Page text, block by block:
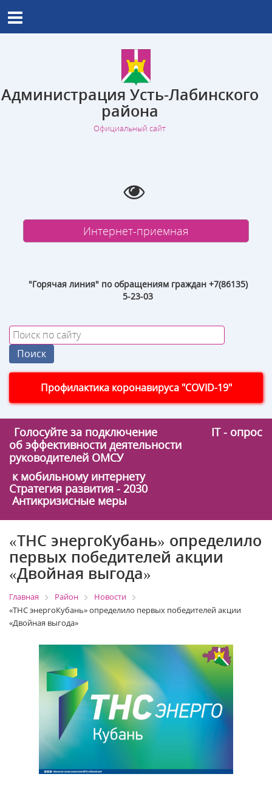
Администрация Усть-Лабинского
района
Официальный сайт
Интернет-приемная
"Горячая линия" по обращениям граждан +7(86135)
5-23-03
Профилактика коронавируса "COVID-19"
Голосуйте за подключение
IT - опрос
об эффективности деятельности
руководителей ОМСУ
к мобильному интернету
Стратегия развития - 2030
Антикризисные меры
«ТНС энергоКубань» определило
первых победителей акции
«Двойная выгода»
Главная Район
Новости
«ТНС энергоКубань» определило первых победителей акции
«Двойная выгода»